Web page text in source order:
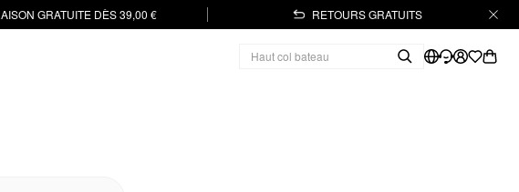
GRATUITE DÈS 39,00 € RETOURS GRATUITS